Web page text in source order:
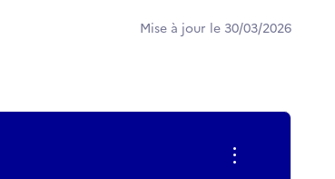
Mise à jour le 30/03/2026